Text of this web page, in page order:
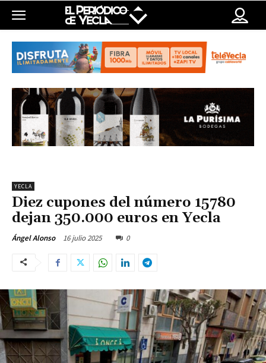
YECLA
Diez cupones del número 15780
dejan 350.000 euros en Yecla
Ángel Alonso 16 julio 2025 0